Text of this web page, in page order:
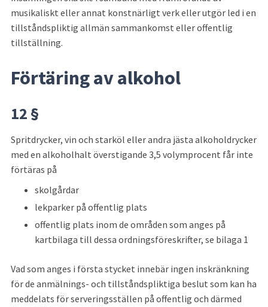
musikaliskt eller annat konstnärligt verk eller utgör led i en
tillståndspliktig allmän sammankomst eller offentlig
tillställning.
Förtäring av alkohol
12 §
Spritdrycker, vin och starköl eller andra jästa alkoholdrycker
med en alkoholhalt överstigande 3,5 volymprocent får inte
förtäras på
skolgårdar
lekparker på offentlig plats
offentlig plats inom de områden som anges på
kartbilaga till dessa ordningsföreskrifter, se bilaga 1
Vad som anges i första stycket innebär ingen inskränkning
för de anmälnings- och tillståndspliktiga beslut som kan ha
meddelats för serveringsställen på offentlig och därmed